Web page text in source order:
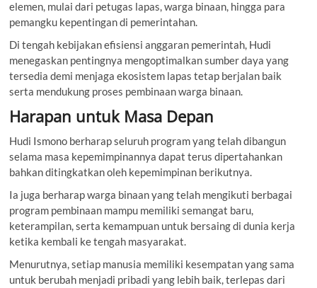
elemen, mulai dari petugas lapas, warga binaan, hingga para
pemangku kepentingan di pemerintahan.
Di tengah kebijakan efisiensi anggaran pemerintah, Hudi
menegaskan pentingnya mengoptimalkan sumber daya yang
tersedia demi menjaga ekosistem lapas tetap berjalan baik
serta mendukung proses pembinaan warga binaan.
Harapan untuk Masa Depan
Hudi Ismono berharap seluruh program yang telah dibangun
selama masa kepemimpinannya dapat terus dipertahankan
bahkan ditingkatkan oleh kepemimpinan berikutnya.
Ia juga berharap warga binaan yang telah mengikuti berbagai
program pembinaan mampu memiliki semangat baru,
keterampilan, serta kemampuan untuk bersaing di dunia kerja
ketika kembali ke tengah masyarakat.
Menurutnya, setiap manusia memiliki kesempatan yang sama
untuk berubah menjadi pribadi yang lebih baik, terlepas dari